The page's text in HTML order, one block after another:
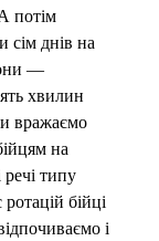
потім
сім днів на
—
хвилин
вражаємо
на
типу
бійці
і